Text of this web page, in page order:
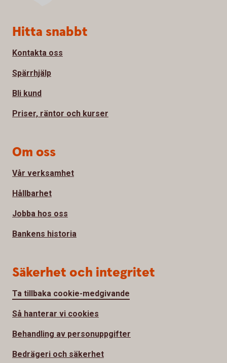
Sidfot
Hitta snabbt
Kontakta oss
Spärrhjälp
Bli kund
Priser, räntor och kurser
Om oss
Vår verksamhet
Hållbarhet
Jobba hos oss
Bankens historia
Säkerhet och integritet
Ta tillbaka cookie-medgivande
Så hanterar vi cookies
Behandling av personuppgifter
Bedrägeri och säkerhet